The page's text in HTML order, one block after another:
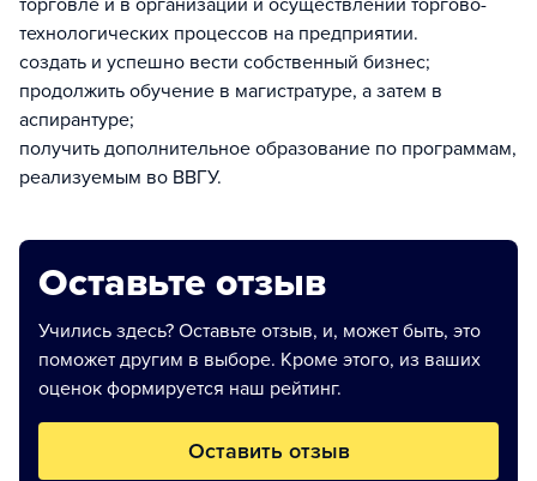
торговле и в организации и осуществлении торгово-
технологических процессов на предприятии.
создать и успешно вести собственный бизнес;
продолжить обучение в магистратуре, а затем в
аспирантуре;
получить дополнительное образование по программам,
реализуемым во ВВГУ.
Оставьте отзыв
Учились здесь? Оставьте отзыв, и, может быть, это
поможет другим в выборе. Кроме этого, из ваших
оценок формируется наш рейтинг.
Оставить отзыв